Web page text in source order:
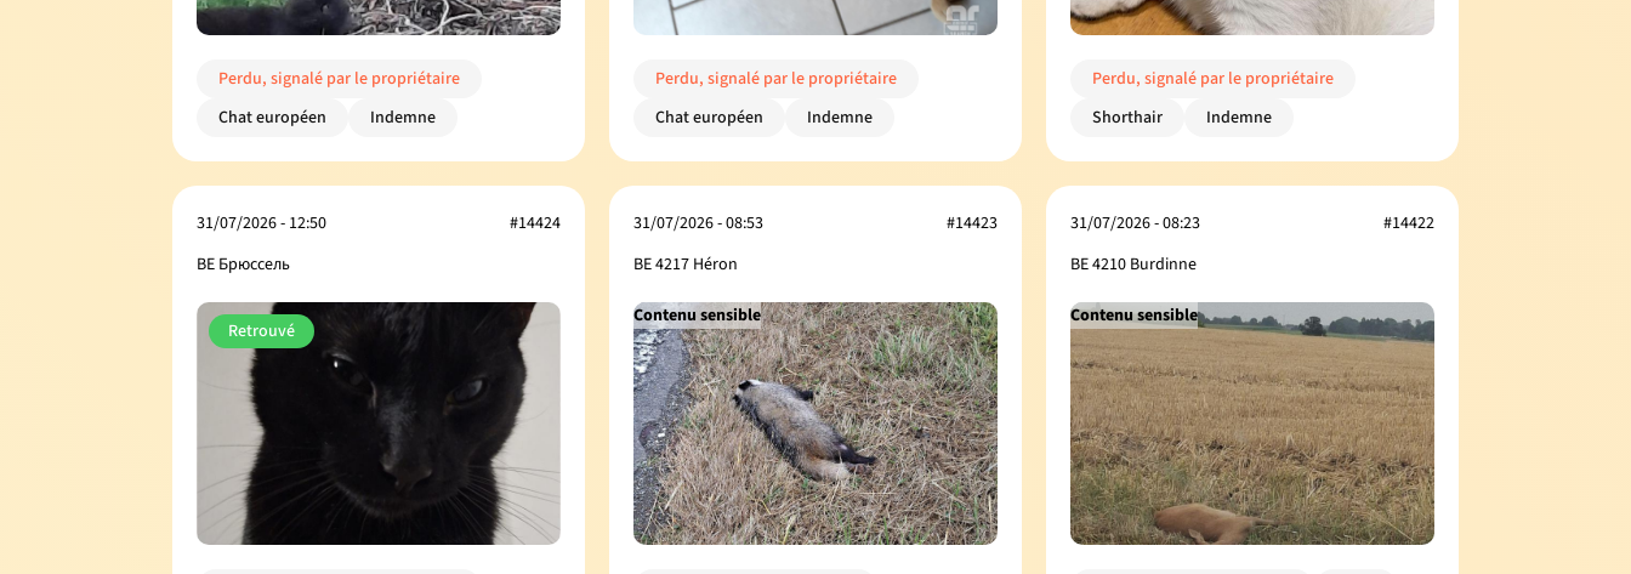
Perdu, signalé par le propriétaire
Chat européen
Indemne
Perdu, signalé par le propriétaire
Chat européen
Indemne
Perdu, signalé par le propriétaire
Shorthair
Indemne
31/07/2026 - 12:50
BE Брюссель
#14424
Retrouvé
31/07/2026 - 08:53
BE 4217 Héron
#14423
Contenu sensible
31/07/2026 - 08:23
BE 4210 Burdinne
#14422
Contenu sensible